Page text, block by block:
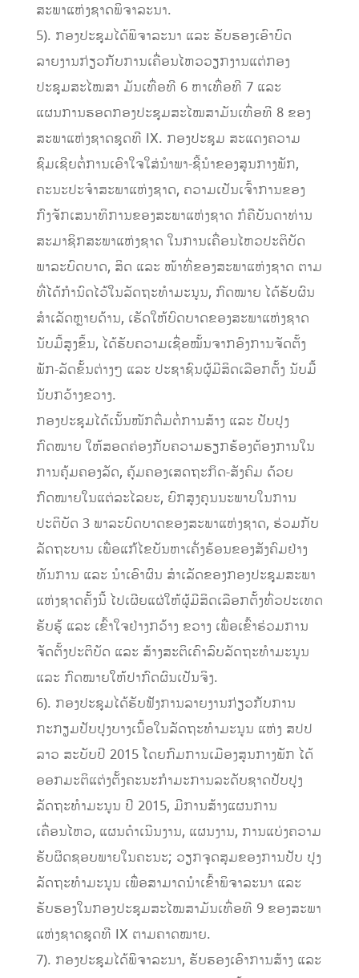
ສະພາແຫ່ງຊາດພິຈາລະນາ.
5). ກອງປະຊຸມໄດ້ພິຈາລະນາ ແລະ ຮັບຮອງເອົາບົດ
ລາຍງານກ່ຽວກັບການເຄື່ອນໄຫວວຽກງານແຕ່ກອງ
ປະຊຸມສະໄໝສາ ມັນເທື່ອທີ 6 ຫາເທື່ອທີ 7 ແລະ
ແຜນການຮອດກອງປະຊຸມສະໄໝສາມັນເທື່ອທີ 8 ຂອງ
ສະພາແຫ່ງຊາດຊຸດທີ IX. ກອງປະຊຸມ ສະແດງຄວາມ
ຊົມເຊີຍຕໍ່ການເອົາໃຈໃສ່ນໍາພາ-ຊີ້ນໍາຂອງສູນກາງພັກ,
ຄະນະປະຈໍາສະພາແຫ່ງຊາດ, ຄວາມເປັນເຈົ້າການຂອງ
ກົງຈັກເສນາທິການຂອງສະພາແຫ່ງຊາດ ກໍຄືບັນດາທ່ານ
ສະມາຊິກສະພາແຫ່ງຊາດ ໃນການເຄື່ອນໄຫວປະຕິບັດ
ພາລະບົດບາດ, ສິດ ແລະ ໜ້າທີ່ຂອງສະພາແຫ່ງຊາດ ຕາມ
ທີ່ໄດ້ກໍານົດໄວ້ໃນລັດຖະທໍາມະນູນ, ກົດໝາຍ ໄດ້ຮັບຜົນ
ສໍາເລັດຫຼາຍດ້ານ, ເຮັດໃຫ້ບົດບາດຂອງສະພາແຫ່ງຊາດ
ນັບມື້ສູງຂຶ້ນ, ໄດ້ຮັບຄວາມເຊື່ອໝັ້ນຈາກອົງການຈັດຕັ້ງ
ພັກ-ລັດຂັ້ນຕ່າງໆ ແລະ ປະຊາຊົນຜູ້ມີສິດເລືອກຕັ້ງ ນັບມື້
ນັບກວ້າງຂວາງ.
ກອງປະຊຸມໄດ້ເນັ້ນໜັກຕື່ມຕໍ່ການສ້າງ ແລະ ປັບປຸງ
ກົດໝາຍ ໃຫ້ສອດຄ່ອງກັບຄວາມຮຽກຮ້ອງຕ້ອງການໃນ
ການຄຸ້ມຄອງລັດ, ຄຸ້ມຄອງເສດຖະກິດ-ສັງຄົມ ດ້ວຍ
ກົດໝາຍໃນແຕ່ລະໄລຍະ, ຍົກສູງຄຸນນະພາບໃນການ
ປະຕິບັດ 3 ພາລະບົດບາດຂອງສະພາແຫ່ງຊາດ, ຮ່ວມກັບ
ລັດຖະບານ ເພື່ອແກ້ໄຂບັນຫາເຄັ່ງຮ້ອນຂອງສັງຄົມຢ່າງ
ທັນການ ແລະ ນໍາເອົາຜົນ ສຳເລັດຂອງກອງປະຊຸມສະພາ
ແຫ່ງຊາດຄັ້ງນີ້ ໄປເຜີຍແຜ່ໃຫ້ຜູ້ມີສິດເລືອກຕັ້ງທົ່ວປະເທດ
ຮັບຮູ້ ແລະ ເຂົ້າໃຈຢ່າງກວ້າງ ຂວາງ ເພື່ອເຂົ້າຮ່ວມການ
ຈັດຕັ້ງປະຕິບັດ ແລະ ສ້າງສະຕິເຄົາລົບລັດຖະທໍາມະນູນ
ແລະ ກົດໝາຍໃຫ້ປາກົດຜົນເປັນຈິງ.
6). ກອງປະຊຸມໄດ້ຮັບຟັງການລາຍງານກ່ຽວກັບການ
ກະກຽມປັບປຸງບາງເນື້ອໃນລັດຖະທໍາມະນູນ ແຫ່ງ ສປປ
ລາວ ສະບັບປີ 2015 ໂດຍກົມການເມືອງສູນກາງພັກ ໄດ້
ອອກມະຕິແຕ່ງຕັ້ງຄະນະກໍາມະການລະດັບຊາດປັບປຸງ
ລັດຖະທໍາມະນູນ ປີ 2015, ມີການສ້າງແຜນການ
ເຄື່ອນໄຫວ, ແຜນດໍາເນີນງານ, ແຜນງານ, ການແບ່ງຄວາມ
ຮັບຜິດຊອບພາຍໃນຄະນະ; ວຽກຈຸດສຸມຂອງການປັບ ປຸງ
ລັດຖະທໍາມະນູນ ເພື່ອສາມາດນໍາເຂົ້າພິຈາລະນາ ແລະ
ຮັບຮອງໃນກອງປະຊຸມສະໄໝສາມັນເທື່ອທີ 9 ຂອງສະພາ
ແຫ່ງຊາດຊຸດທີ IX ຕາມຄາດໝາຍ.
7). ກອງປະຊຸມໄດ້ພິຈາລະນາ, ຮັບຮອງເອົາການສ້າງ ແລະ